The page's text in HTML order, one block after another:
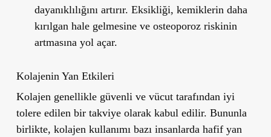
dayanıklılığını artırır. Eksikliği, kemiklerin daha
kırılgan hale gelmesine ve osteoporoz riskinin
artmasına yol açar.
Kolajenin Yan Etkileri
Kolajen genellikle güvenli ve vücut tarafından iyi
tolere edilen bir takviye olarak kabul edilir. Bununla
birlikte, kolajen kullanımı bazı insanlarda hafif yan